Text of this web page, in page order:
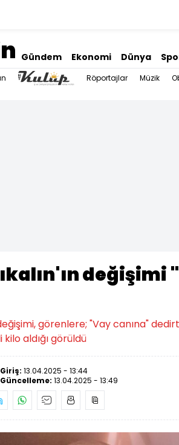
Gündem Ekonomi Dünya
Röportajlar Müzik
değişimi
görenlere; "Vay canına"
kilo aldığı görüldü
Giriş: 13.04.2025 - 13:44
Güncelleme: 13.04.2025 - 13:49